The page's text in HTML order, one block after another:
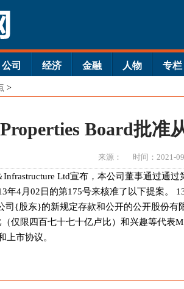
公司 经济 金融 人物 专栏
>
Board批准
来源： 时间：2021-
Infrastructure Ltd宣布，本公司董事通过通
年4月02日的第175号来核准了以下提案。
司{股东}的新规定存款和公开的公开股份有
仅限四百七十七十亿卢比）和兴趣等代表
上市协议。